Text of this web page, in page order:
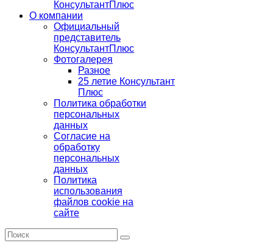
КонсультантПлюс
О компании
Официальный
представитель
КонсультантПлюс
Фотогалерея
Разное
25 летие Консультант
Плюс
Политика обработки
персональных
данных
Согласие на
обработку
персональных
данных
Политика
использования
файлов cookie на
сайте